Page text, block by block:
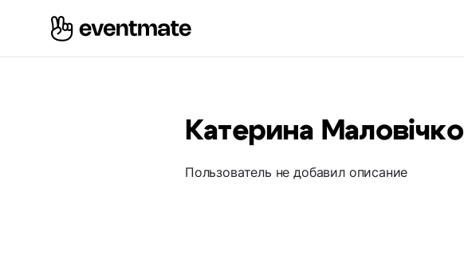
Катерина Маловічко
Пользователь не добавил описание